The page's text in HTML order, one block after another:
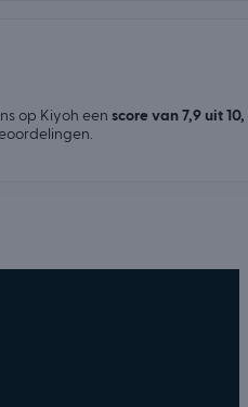
op Kiyoh een score van 7,9 uit 10,